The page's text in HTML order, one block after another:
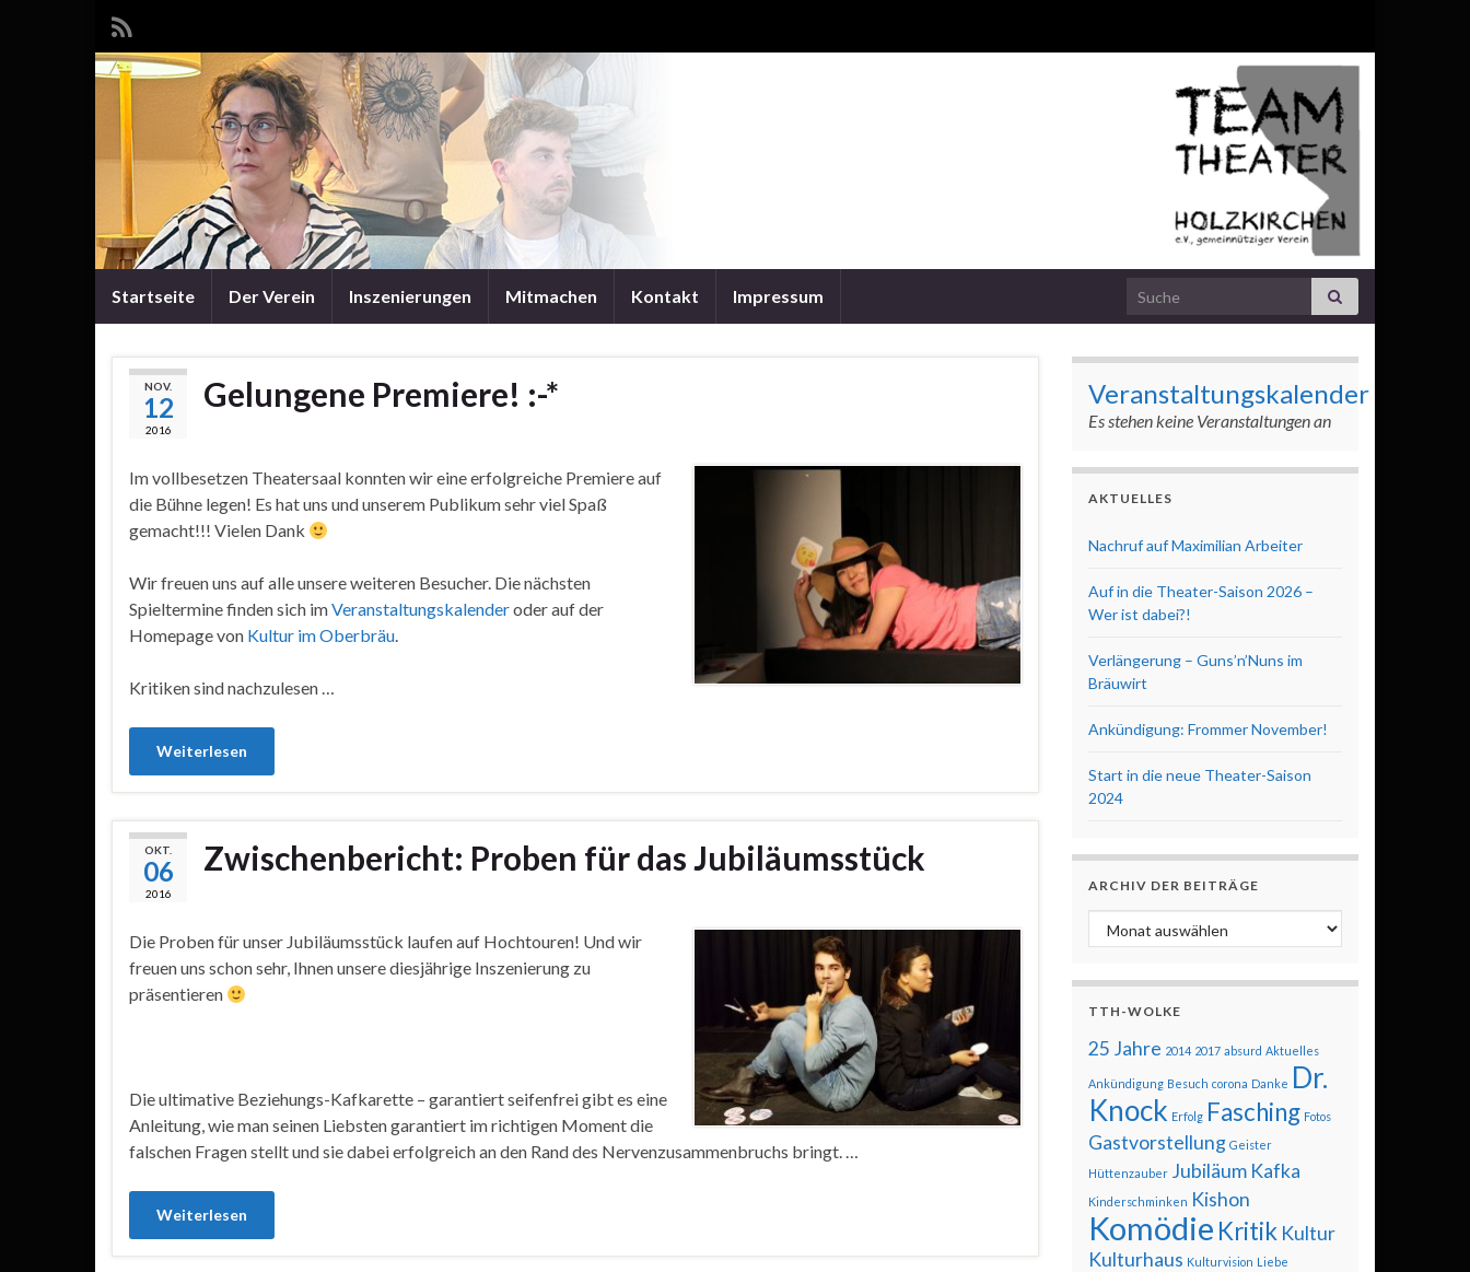
Startseite Der Verein Inszenierungen Mitmachen Kontakt Impressum Search for:
NOV.
12
2016
Gelungene Premiere! :-*
Im vollbesetzen Theatersaal konnten wir eine erfolgreiche Premiere auf
die Bühne legen! Es hat uns und unserem Publikum sehr viel Spaß
gemacht!!! Vielen Dank
Wir freuen uns auf alle unsere weiteren Besucher. Die nächsten
Spieltermine finden sich imVeranstaltungskalenderoder auf der
Homepage von Kultur im Oberbräu.
Kritiken sind nachzulesen …
Weiterlesen
OKT.
06
2016
Zwischenbericht: Proben für das Jubiläumsstück
Die Proben für unser Jubiläumsstück laufen auf Hochtouren! Und wir
freuen uns schon sehr, Ihnen unsere diesjährige Inszenierung zu
präsentieren
Die ultimative Beziehungs-Kafkarette – garantiert seifenfrei gibt es eine
Anleitung, wie man seinen Liebsten garantiert im richtigen Moment die
falschen Fragen stellt und sie dabei erfolgreich an den Rand des Nervenzusammenbruchs bringt. …
Weiterlesen
Veranstaltungskalender
Es stehen keine Veranstaltungen an
AKTUELLES
Nachruf auf Maximilian Arbeiter
Auf in die Theater-Saison 2026 –
Wer ist dabei?!
Verlängerung – Guns’n’Nuns im
Bräuwirt
Ankündigung: Frommer November!
Start in die neue Theater-Saison
2024
ARCHIV DER BEITRÄGE
Archiv der Beiträge
TTH-WOLKE
25 Jahre 2014 2017 absurd Aktuelles
Ankündigung Besuch corona Danke Dr.
Knock Erfolg Fasching Fotos
Gastvorstellung Geister
Hüttenzauber Jubiläum Kafka
Kinderschminken Kishon
Komödie Kritik Kultur
Kulturhaus Kulturvision Liebe